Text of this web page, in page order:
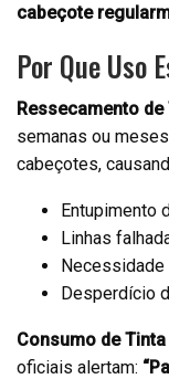
cabeçote
Por Que Uso
Ressecamento de
semanas ou
cabeçotes,
Entupimento
Linhas
Desperdício
Consumo de
oficiais alertam: